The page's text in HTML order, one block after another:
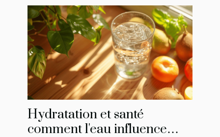
Hydratation et santé
comment l'eau influence